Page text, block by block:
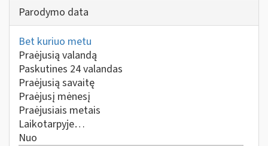
Parodymo data
Bet kuriuo metu
Praėjusią valandą
Paskutines 24 valandas
Praėjusią savaitę
Praėjusį mėnesį
Praėjusiais metais
Laikotarpyje…
Nuo